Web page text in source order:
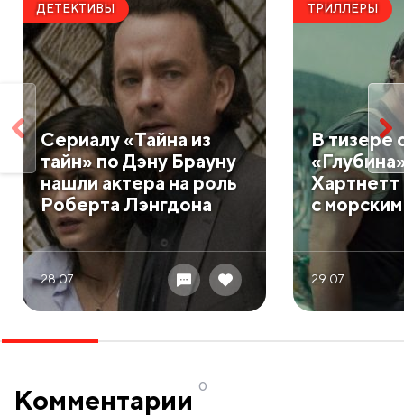
ДЕТЕКТИВЫ
Сериалу «Тайна из
тайн» по Дэну Брауну
нашли актера на роль
Роберта Лэнгдона
28.07
ТРИЛЛЕРЫ
В тизере
Хартнетт
с
29.07
Комментарии 0